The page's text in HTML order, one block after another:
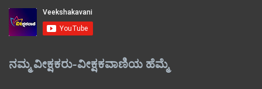
ನಮ್ಮ ವೀಕ್ಷಕರು-ವೀಕ್ಷಕವಾಣಿಯ ಹೆಮ್ಮೆ